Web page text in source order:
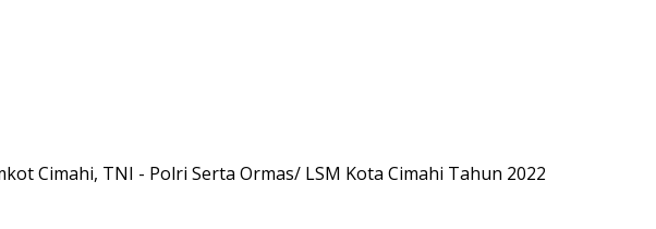
Cimahi, TNI - Polri Serta Ormas/ LSM Kota Cimahi Tahun 2022